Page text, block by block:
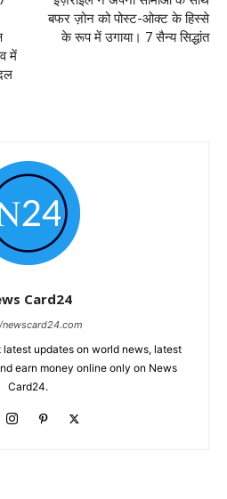
में
बफर ज़ोन को पोस्ट-ओक्ट के हिस्से
के रूप में उगाया। 7 सैन्य सिद्धांत
Card24
latest updates on world news, latest
earn money online only on News
Card24.